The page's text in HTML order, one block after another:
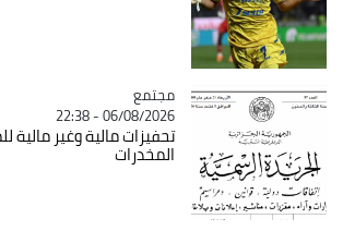
Catégorie
مجتمع
06/08/2026 - 22:38
تحفيزات مالية وغير مالية
المخدرات